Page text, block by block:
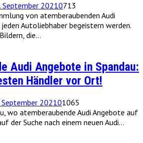
September 20210713
von atemberaubenden Audi
Autoliebhaber begeistern werden.
die...
Audi Angebote in Spandau:
Händler vor Ort!
September 202101065
wo atemberaubende Audi Angebote auf
der Suche nach einem neuen Audi...